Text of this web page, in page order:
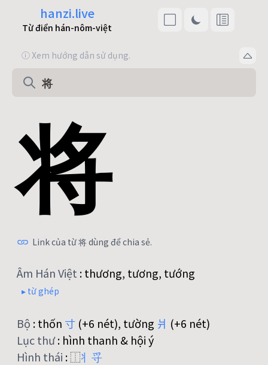
hanzi.live
Từ điển hán-nôm-việt
ⓘ Xem hướng dẫn sử dụng.
将
Link của từ 将 dùng để chia sẻ.
Âm Hán Việt :thương, tương, tướng
▸ từ ghép
Bộ :thốn 寸 (+6 nét), tường 爿 (+6 nét)
Lục thư: hình thanh & hội ý
Hình thái :⿰丬 寽